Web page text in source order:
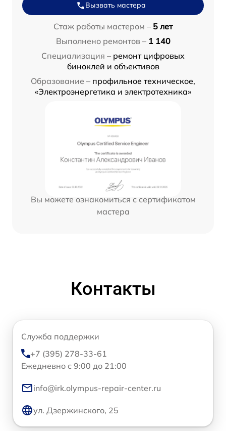
Вызвать мастера
Стаж работы мастером – 5 лет
Выполнено ремонтов – 1 140
Специализация – ремонт цифровых
биноклей и объективов
Образование – профильное техническое,
«Электроэнергетика и электротехника»
Вы можете ознакомиться с сертификатом
мастера
Контакты
Служба поддержки
+7 (395) 278-33-61
Ежедневно с 9:00 до 21:00
info@irk.olympus-repair-center.ru
ул. Дзержинского, 25